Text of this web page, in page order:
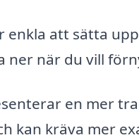
enkla att sätta
ner när du vill
en mer
kan kräva mer